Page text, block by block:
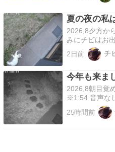
夏の夜の私
2026,8夕方か
みにチビはお
ラを振ってフ
い。（ご存じ
がてフクちゃ
どこか行…
2日前 チ
今年も来ま
2026,8朝目覚
※1:54 音声な
見たから驚く
回来るタヌキ
25時間前